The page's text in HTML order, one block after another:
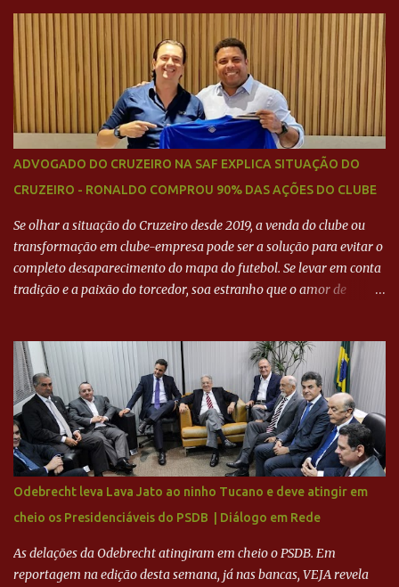
Neymar Pai nega
ADVOGADO DO CRUZEIRO NA SAF EXPLICA SITUAÇÃO DO
CRUZEIRO - RONALDO COMPROU 90% DAS AÇÕES DO CLUBE
Se olhar a situação do Cruzeiro desde 2019, a venda do clube ou
transformação em clube-empresa pode ser a solução para evitar o
completo desaparecimento do mapa do futebol. Se levar em conta
tradição e a paixão do torcedor, soa estranho que o amor de
feito imediatamente para pagamento de dívidas emergenciais e
investimentos no departamento de futebol. O projeto apresentado
para a recuperação do Cruzeiro, o aporte financeiro inicial, com
Ronaldo sendo solidário à dívida de R$ 1 bilhão a partir de agora,
mais o peso que o ex-atacante tem no mundo do futebol, além de
sua história na Raposa, pesaram para que um dos mais icônicos
camisas 9 acertasse a compra do clube. Fonte: Itatiaia Fonte:
ADVOGADO DO CRUZEIRO NA SAF EXPLICA SITUAÇÃO DO
CRUZEIRO - RONALDO COMPROU 90% DAS AÇÕES DO CLUBE
Odebrecht leva Lava Jato ao ninho Tucano e deve atingir em
cheio os Presidenciáveis do PSDB | Diálogo em Rede
As delações da Odebrecht atingiram em cheio o PSDB. Em
reportagem na edição desta semana, já nas bancas, VEJA revela